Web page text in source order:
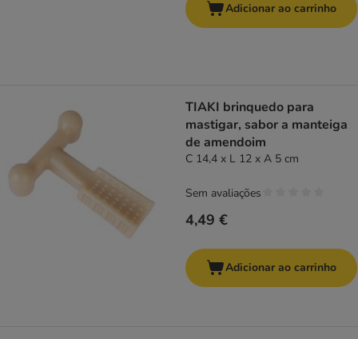
Adicionar ao carrinho
TIAKI brinquedo para
mastigar, sabor a manteiga
de amendoim
C 14,4 x L 12 x A 5 cm
4,49 €
Sem avaliações
Adicionar ao carrinho